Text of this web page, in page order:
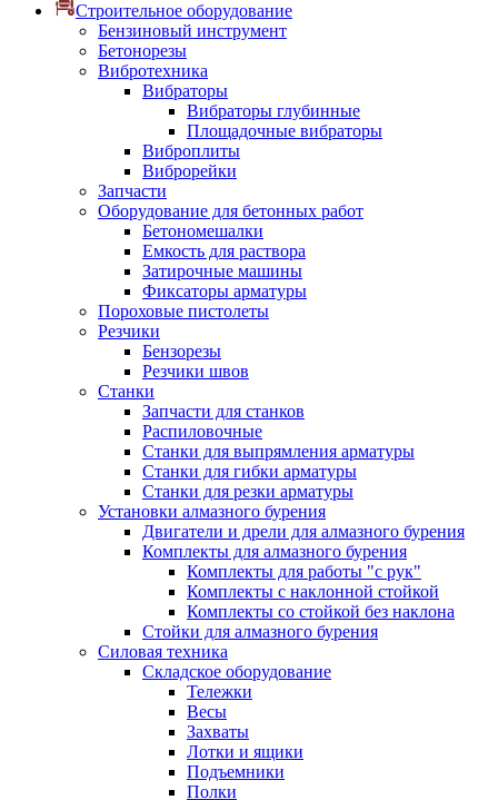
Строительное оборудование
Бензиновый инструмент
Бетонорезы
Вибротехника
Вибраторы
Вибраторы глубинные
Площадочные вибраторы
Виброплиты
Виброрейки
Запчасти
Оборудование для бетонных работ
Бетономешалки
Емкость для раствора
Затирочные машины
Фиксаторы арматуры
Пороховые пистолеты
Резчики
Бензорезы
Резчики швов
Станки
Запчасти для станков
Распиловочные
Станки для выпрямления арматуры
Станки для гибки арматуры
Станки для резки арматуры
Установки алмазного бурения
Двигатели и дрели для алмазного бурения
Комплекты для алмазного бурения
Комплекты для работы "с рук"
Комплекты с наклонной стойкой
Комплекты со стойкой без наклона
Стойки для алмазного бурения
Силовая техника
Складское оборудование
Тележки
Весы
Захваты
Лотки и ящики
Подъемники
Полки